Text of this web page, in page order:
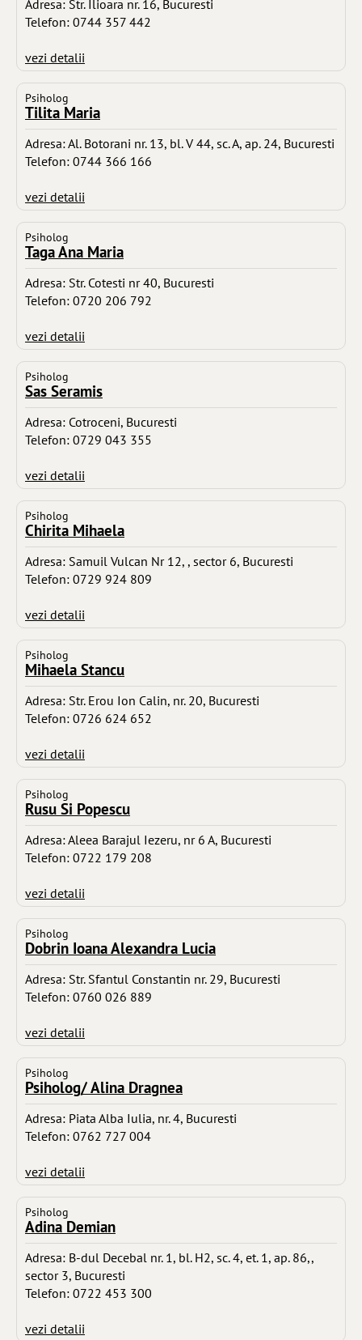
Adresa: Str. Ilioara nr. 16, Bucuresti
Telefon: 0744 357 442
vezi detalii
Psiholog
Tilita Maria
Adresa: Al. Botorani nr. 13, bl. V 44, sc. A, ap. 24, Bucuresti
Telefon: 0744 366 166
vezi detalii
Psiholog
Taga Ana Maria
Adresa: Str. Cotesti nr 40, Bucuresti
Telefon: 0720 206 792
vezi detalii
Psiholog
Sas Seramis
Adresa: Cotroceni, Bucuresti
Telefon: 0729 043 355
vezi detalii
Psiholog
Chirita Mihaela
Adresa: Samuil Vulcan Nr 12, , sector 6, Bucuresti
Telefon: 0729 924 809
vezi detalii
Psiholog
Mihaela Stancu
Adresa: Str. Erou Ion Calin, nr. 20, Bucuresti
Telefon: 0726 624 652
vezi detalii
Psiholog
Rusu Si Popescu
Adresa: Aleea Barajul Iezeru, nr 6 A, Bucuresti
Telefon: 0722 179 208
vezi detalii
Psiholog
Dobrin Ioana Alexandra Lucia
Adresa: Str. Sfantul Constantin nr. 29, Bucuresti
Telefon: 0760 026 889
vezi detalii
Psiholog
Psiholog/ Alina Dragnea
Adresa: Piata Alba Iulia, nr. 4, Bucuresti
Telefon: 0762 727 004
vezi detalii
Psiholog
Adina Demian
Adresa: B-dul Decebal nr. 1, bl. H2, sc. 4, et. 1, ap. 86,,
sector 3, Bucuresti
Telefon: 0722 453 300
vezi detalii